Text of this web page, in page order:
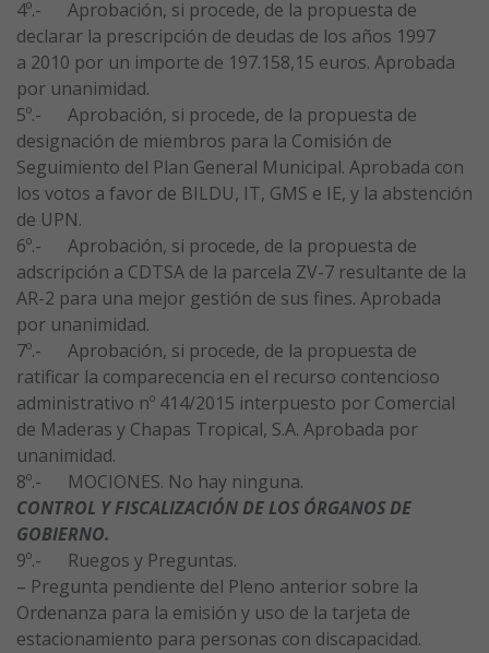
4º.- Aprobación, si procede, de la propuesta de
declarar la prescripción de deudas de los años 1997
a 2010 por un importe de 197.158,15 euros. Aprobada
por unanimidad.
5º.- Aprobación, si procede, de la propuesta de
designación de miembros para la Comisión de
Seguimiento del Plan General Municipal. Aprobada con
los votos a favor de BILDU, IT, GMS e IE, y la abstención
de UPN.
6º.- Aprobación, si procede, de la propuesta de
adscripción a CDTSA de la parcela ZV-7 resultante de la
AR-2 para una mejor gestión de sus fines. Aprobada
por unanimidad.
7º.- Aprobación, si procede, de la propuesta de
ratificar la comparecencia en el recurso contencioso
administrativo nº 414/2015 interpuesto por Comercial
de Maderas y Chapas Tropical, S.A. Aprobada por
unanimidad.
8º.- MOCIONES. No hay ninguna.
CONTROL Y FISCALIZACIÓN DE LOS ÓRGANOS DE
GOBIERNO.
9º.- Ruegos y Preguntas.
– Pregunta pendiente del Pleno anterior sobre la
Ordenanza para la emisión y uso de la tarjeta de
estacionamiento para personas con discapacidad.